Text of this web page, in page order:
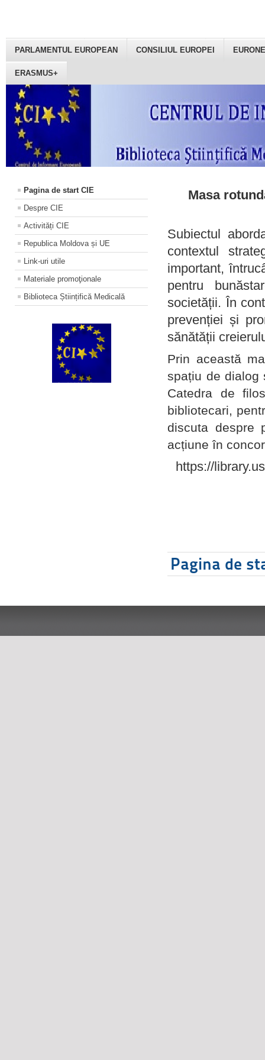
PARLAMENTUL EUROPEAN CONSILIUL EUROPEI
ERASMUS+
Pagina de start CIE
Despre CIE
Activități CIE
Republica Moldova și UE
Link-uri utile
Materiale promoţionale
Biblioteca Științifică Medicală
Masa
Subiectul
contextul
important,
pentru
societății. În
prevenției și
sănătății
Prin această
spațiu de dialog
Catedra de
bibliotecari,
discuta despre
acțiune în
https://
Pagina de